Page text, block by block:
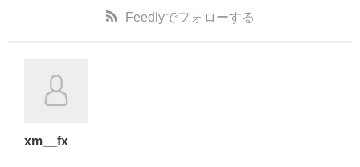
Feedlyでフォローする
xm__fx